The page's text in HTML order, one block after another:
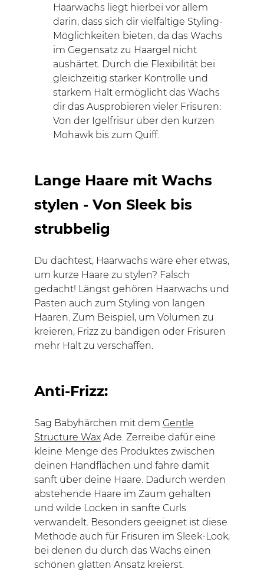
Haarwachs liegt hierbei vor allem
darin, dass sich dir vielfältige Styling-
Möglichkeiten bieten, da das Wachs
im Gegensatz zu Haargel nicht
aushärtet. Durch die Flexibilität bei
gleichzeitig starker Kontrolle und
starkem Halt ermöglicht das Wachs
dir das Ausprobieren vieler Frisuren:
Von der Igelfrisur über den kurzen
Mohawk bis zum Quiff.
Lange Haare mit Wachs
stylen - Von Sleek bis
strubbelig
Du dachtest, Haarwachs wäre eher etwas,
um kurze Haare zu stylen? Falsch
gedacht! Längst gehören Haarwachs und
Pasten auch zum Styling von langen
Haaren. Zum Beispiel, um Volumen zu
kreieren, Frizz zu bändigen oder Frisuren
mehr Halt zu verschaffen.
Anti-Frizz:
Sag Babyhärchen mit dem Gentle
Structure Wax Ade. Zerreibe dafür eine
kleine Menge des Produktes zwischen
deinen Handflächen und fahre damit
sanft über deine Haare. Dadurch werden
abstehende Haare im Zaum gehalten
und wilde Locken in sanfte Curls
verwandelt. Besonders geeignet ist diese
Methode auch für Frisuren im Sleek-Look,
bei denen du durch das Wachs einen
schönen glatten Ansatz kreierst.